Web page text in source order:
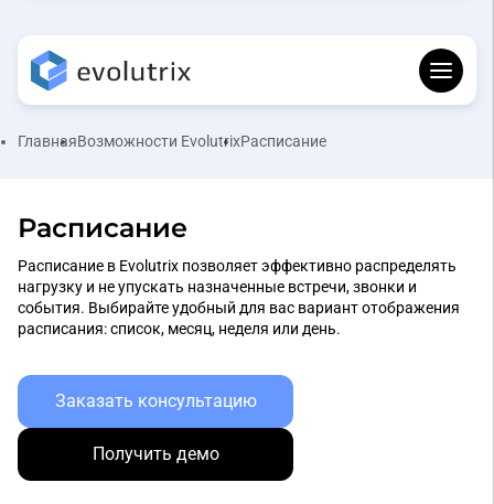
ГлавнаяВозможности EvolutrixРасписание
Расписание
Расписание в Evolutrix позволяет эффективно распределять
нагрузку и не упускать назначенные встречи, звонки и
события. Выбирайте удобный для вас вариант отображения
расписания: список, месяц, неделя или день.
Заказать консультацию
Получить демо